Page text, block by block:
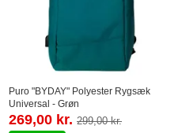
Puro "BYDAY" Polyester Rygsæk
Universal - Grøn
269,00 kr. 299,00 kr.